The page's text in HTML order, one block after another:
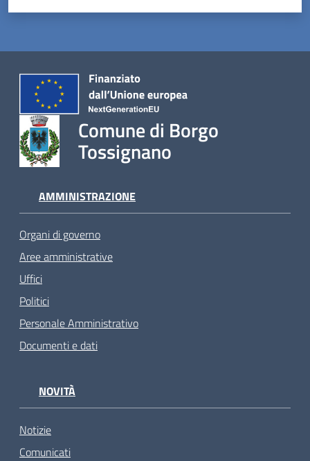
Comune di Borgo
Tossignano
AMMINISTRAZIONE
Organi di governo
Aree amministrative
Uffici
Politici
Personale Amministrativo
Documenti e dati
NOVITÀ
Notizie
Comunicati